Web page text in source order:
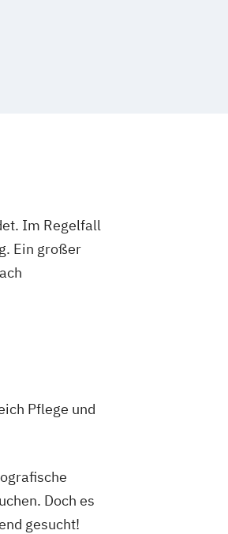
Im Regelfall
Ein großer
Pflege und
Doch es
gesucht!